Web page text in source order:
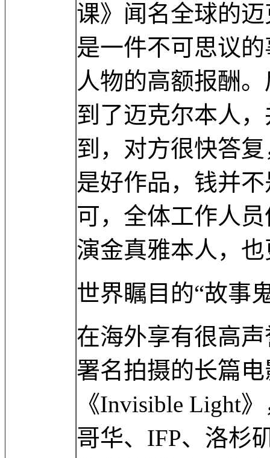
课》闻名全球的
是一件不可思议
人物的高额报酬
到了迈克尔本人
到，对方很快答
是好作品，钱并
可，全体工作人
演金真雅本人，
世界瞩目的“故事
在海外享有很高
署名拍摄的长篇
《Invisible Light
哥华、IFP、洛杉